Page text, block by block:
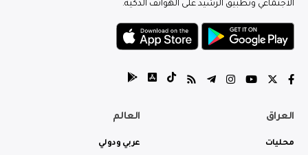
الاجتماعي وتطبيق الرشيد على الهواتف الذكية.
العراق
محليات
العالم
عربي ودولي